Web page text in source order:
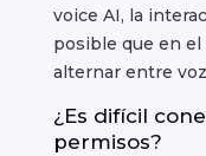
voice AI, la
posible que en
alternar entre
¿Es difícil
permisos?